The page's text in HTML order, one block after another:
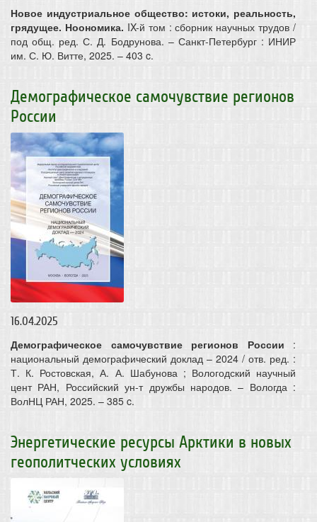
Новое индустриальное общество: истоки, реальность,
грядущее. Ноономика. IX-й том : сборник научных трудов /
под общ. ред. С. Д. Бодрунова. – Санкт-Петербург : ИНИР
им. С. Ю. Витте, 2025. – 403 c.
Демографическое самочувствие регионов
России
16.04.2025
Демографическое самочувствие регионов России :
национальный демографический доклад – 2024 / отв. ред. :
Т. К. Ростовская, А. А. Шабунова ; Вологодский научный
цент РАН, Российский ун-т дружбы народов. – Вологда :
ВолНЦ РАН, 2025. – 385 c.
Энергетические ресурсы Арктики в новых
геополитческих условиях